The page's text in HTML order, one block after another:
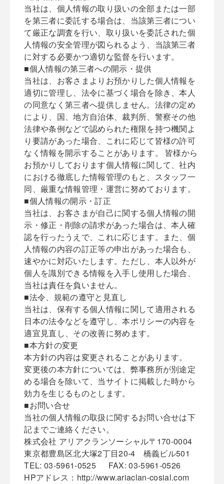
当社は、個人情報の取り扱いの全部または一部
を第三者に委託する場合は、当該第三者につい
て厳正な調査を行い、取り扱いを委託された個
人情報の安全管理が図られるよう、当該第三者
に対する必要かつ適切な監督を行います。
■個人情報の第三者への開示・提供
当社は、お客さまよりお預かりした個人情報を
適切に管理し、法令に基づく場合を除き、本人
の同意なく第三者へ提供しません。法律の定め
により、国、地方自治体、裁判所、警察その他
法律や条例などで認められた権限を持つ機関よ
り要請があった場合、これに応じて皆様の許可
なく情報を開示することがあります。 皆様から
お預かりしております個人情報に関して、社内
における徹底した情報管理のもと、スタッフ一
同、厳重な情報管理・運営に努めております。
■個人情報の開示・訂正
当社は、お客さまが自己に関する個人情報の開
示・修正・削除の請求があった場合は、本人確
認を行ったうえで、これに応じます。また、個
人情報の内容の訂正等の申出があった場合も、
速やかに対応いたします。ただし、本人以外が
個人を識別できる情報を入手し使用した場合、
当社は責任を負いません。
■法令、規範の遵守と見直し
当社は、保有する個人情報に関して適用される
日本の法令などを遵守し、本ポリシーの内容を
適宜見直し、その改善に努めます。
■本方針の変更
本方針の内容は変更されることがあります。
変更後の本方針については、弊事務所が別途定
める場合を除いて、当サイトに掲載した時から
効力を生じるものとします。
■お問い合せ
当社の個人情報の取扱に関するお問い合せは下
記までご連絡ください。
株式会社 アリアクランソーシャル〒170-0004
東京都豊島区北大塚2丁目20-4 橋義ビル501
TEL: 03-5961-0525 FAX: 03-5961-0526
HPアドレス：http://www.ariaclan-cosial.com